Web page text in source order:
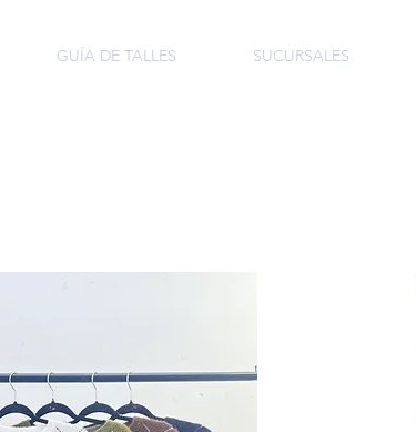
GUÍA DE TALLES SUCURSALES